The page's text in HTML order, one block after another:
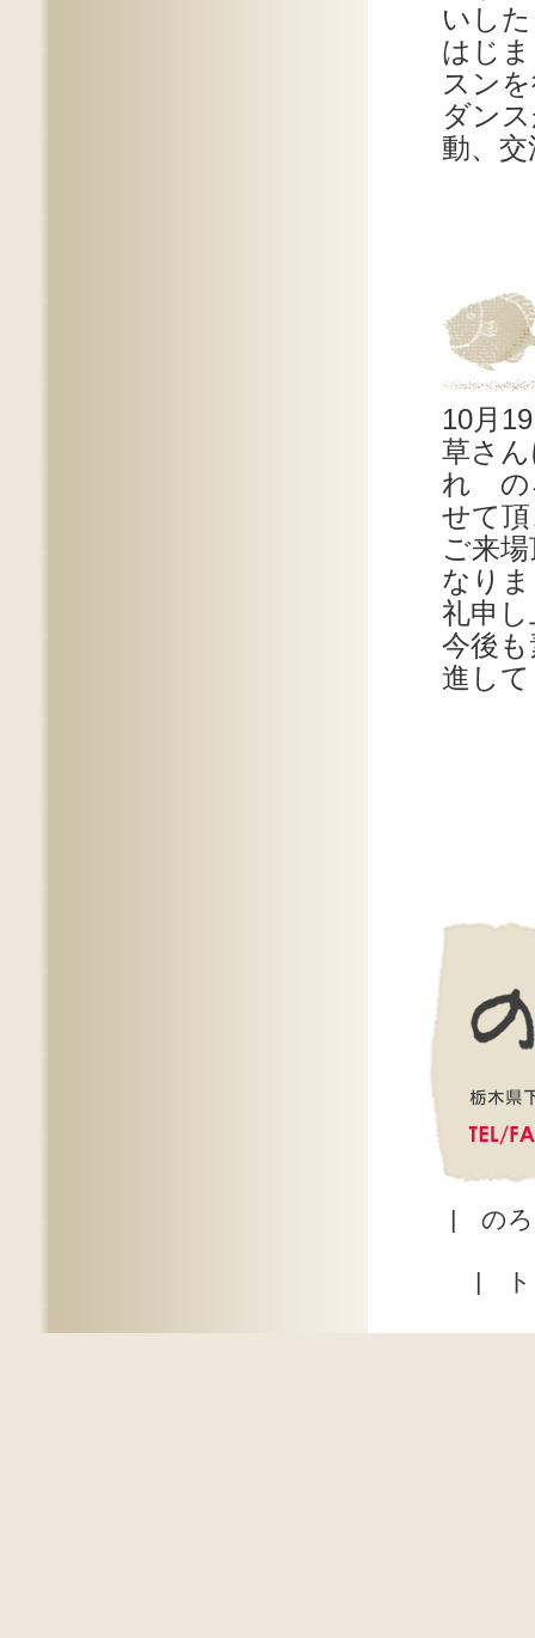
いし
はじ
スン
ダン
動、
10月
草さ
れ の
せて
ご来
なり
礼申
今後
進し
| の
|